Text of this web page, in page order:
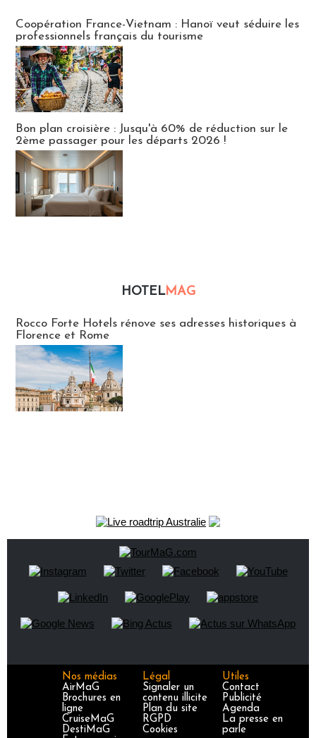
Coopération France-Vietnam : Hanoï veut séduire les
professionnels français du tourisme
Bon plan croisière : Jusqu'à 60% de réduction sur le
2ème passager pour les départs 2026 !
HOTELMAG
Rocco Forte Hotels rénove ses adresses historiques à
Florence et Rome
Nos médias
AirMaG
Brochures en
ligne
CruiseMaG
DestiMaG
Légal
Signaler un
contenu illicite
Plan du site
RGPD
Cookies
Utiles
Contact
Publicité
Agenda
La presse en
parle